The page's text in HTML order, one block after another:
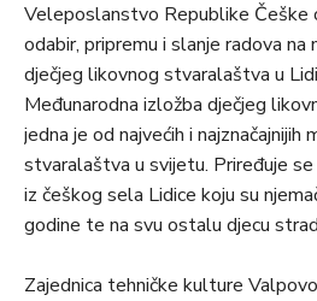
Veleposlanstvo Republike Češke
odabir, pripremu i slanje radova na
dječjeg likovnog stvaralaštva u
Međunarodna izložba dječjeg
jedna je od najvećih i najznačajnijih
stvaralaštva u svijetu. Priređuje se
iz češkog sela Lidice koju su
godine te na svu ostalu djecu
Zajednica tehničke kulture